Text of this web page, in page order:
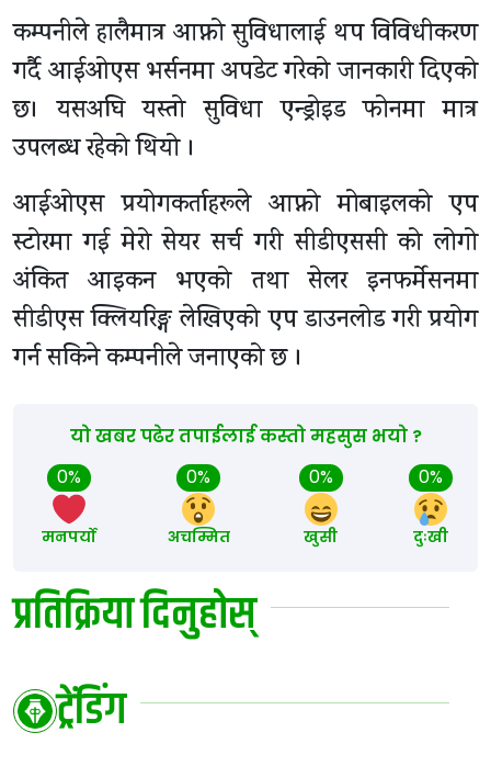
कम्पनीले हालैमात्र आफ्नो सुविधालाई थप विविधीकरण
गर्दै आईओएस भर्सनमा अपडेट गरेको जानकारी दिएको
छ। यसअघि यस्तो सुविधा एन्ड्रोइड फोनमा मात्र
उपलब्ध रहेको थियो ।
आईओएस प्रयोगकर्ताहरूले आफ्नो मोबाइलको एप
स्टोरमा गई मेरो सेयर सर्च गरी सीडीएससी को लोगो
अंकित आइकन भएको तथा सेलर इनफर्मेसनमा
सीडीएस क्लियरिङ्ग लेखिएको एप डाउनलोड गरी प्रयोग
गर्न सकिने कम्पनीले जनाएको छ ।
यो खबर पढेर तपाईलाई कस्तो महसुस भयो ?
0%
मनपर्यो
0%
अचम्मित
0%
खुसी
0%
दुःखी
प्रतिक्रिया दिनुहोस्
ट्रेंडिंग